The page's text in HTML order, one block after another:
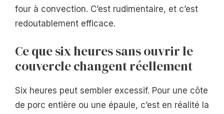
four à convection. C’est rudimentaire, et c’est
redoutablement efficace.
Ce que six heures sans ouvrir le
couvercle changent réellement
Six heures peut sembler excessif. Pour une côte
de porc entière ou une épaule, c’est en réalité la